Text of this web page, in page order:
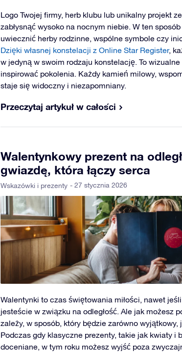
Logo Twojej firmy, herb klubu lub unikalny projekt
zabłysnąć wysoko na nocnym niebie. W ten
uwiecznić herby rodzinne, wspólne symbole czy
Dzięki własnej konstelacji z Online Star Register,
w jedyną w swoim rodzaju konstelację. To wizualne
inspirować pokolenia. Każdy kamień milowy,
staje się widoczny i niezapomniany.
Przeczytaj artykuł w całości
Walentynkowy prezent na
gwiazdę, która łączy serca
Wskazówki i prezenty - 27 stycznia 2026
Walentynki to czas świętowania miłości, nawet jeśli
jesteście w związku na odległość. Ale jak możesz
zależy, w sposób, który będzie zarówno wyjątkowy,
Podczas gdy klasyczne prezenty, takie jak kwiaty i
doceniane, w tym roku możesz wyjść poza